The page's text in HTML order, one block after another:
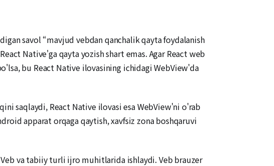
savol “mavjud vebdan qanchalik qayta foydalanish
Native'ga qayta yozish shart emas. Agar React web
bu React Native ilovasining ichidagi WebView'da
saqlaydi, React Native ilovasi esa WebView'ni o'rab
apparat orqaga qaytish, xavfsiz zona boshqaruvi
va tabiiy turli ijro muhitlarida ishlaydi. Veb brauzer